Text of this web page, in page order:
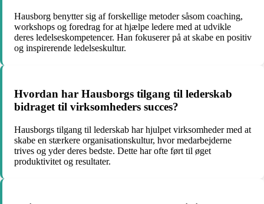
Hausborg benytter sig af forskellige metoder såsom coaching,
workshops og foredrag for at hjælpe ledere med at udvikle
deres ledelseskompetencer. Han fokuserer på at skabe en positiv
og inspirerende ledelseskultur.
Hvordan har Hausborgs tilgang til lederskab
bidraget til virksomheders succes?
Hausborgs tilgang til lederskab har hjulpet virksomheder med at
skabe en stærkere organisationskultur, hvor medarbejderne
trives og yder deres bedste. Dette har ofte ført til øget
produktivitet og resultater.